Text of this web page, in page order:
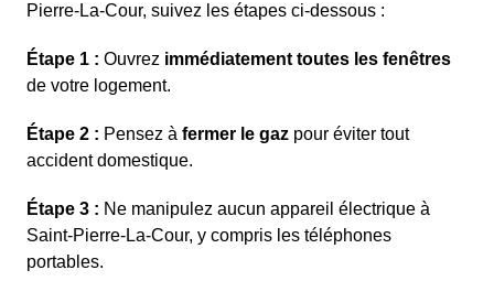
Pierre-La-Cour, suivez les étapes ci-dessous :
Étape 1 : Ouvrez immédiatement toutes les fenêtres
de votre logement.
Étape 2 : Pensez à fermer le gaz pour éviter tout
accident domestique.
Étape 3 : Ne manipulez aucun appareil électrique à
Saint-Pierre-La-Cour, y compris les téléphones
portables.